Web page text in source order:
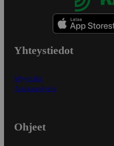
Yhteystiedot
Myymälät
Asiakaspalvelu
Ohjeet